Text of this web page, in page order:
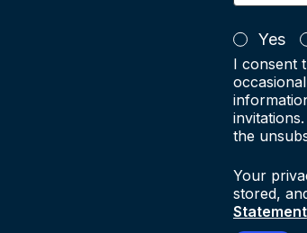
Yes
I consent
the
Your
stored,
Statement